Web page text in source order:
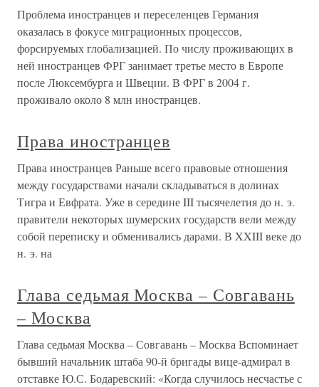
Проблема иностранцев и переселенцев Германия
оказалась в фокусе миграционных процессов,
форсируемых глобализацией. По числу проживающих в
ней иностранцев ФРГ занимает третье место в Европе
после Люксембурга и Швеции. В ФРГ в 2004 г.
проживало около 8 млн иностранцев.
Права иностранцев
Права иностранцев Раньше всего правовые отношения
между государствами начали складываться в долинах
Тигра и Евфрата. Уже в середине III тысячелетия до н. э.
правители некоторых шумерских государств вели между
собой переписку и обменивались дарами. В XXIII веке до
н. э. на
Глава седьмая Москва – Совгавань
– Москва
Глава седьмая Москва – Совгавань – Москва Вспоминает
бывший начальник штаба 90-й бригады вице-адмирал в
отставке Ю.С. Бодаревский: «Когда случилось несчастье с